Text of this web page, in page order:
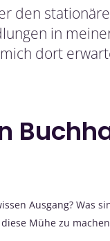
den
in
dort
Ausgang? Was
Mühe zu